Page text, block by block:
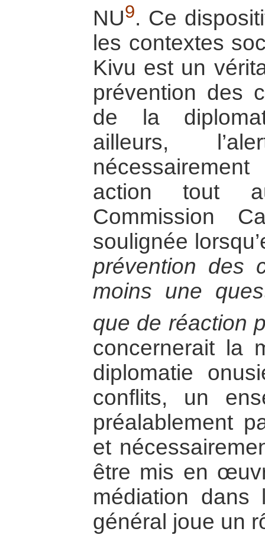
NU9. Ce
les contextes
Kivu est un
prévention des
de la
ailleurs,
action tout
Commission
soulignée
prévention des
moins une
que de réaction
concernerait la
diplomatie
conflits, un
préalablement
et
être mis en
médiation dans
général joue un